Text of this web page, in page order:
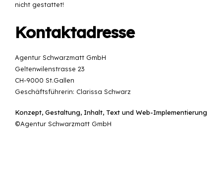
nicht gestattet!
Kontaktadresse
Agentur Schwarzmatt GmbH
Geltenwilenstrasse 23
CH-9000 St.Gallen
Geschäftsführerin: Clarissa Schwarz
Konzept, Gestaltung, Inhalt, Text und Web-Implementierung
©Agentur Schwarzmatt GmbH